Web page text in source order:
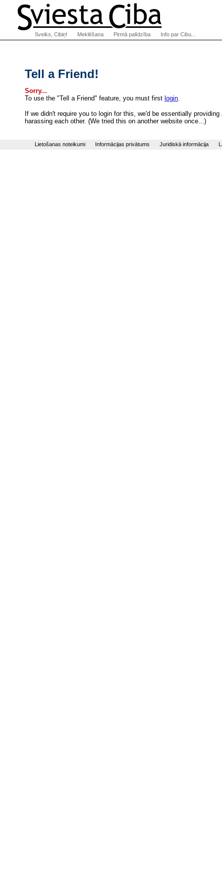
Tell a Friend!
Sorry...
To use the "Tell a Friend" feature, you must first login.
If we didn't require you to login for this, we'd be essentially
harassing each other. (We tried this on another website once...)
Sveiks, Cibiņ! Meklēšana Pirmā palīdzība Info par Cibu...
Lietošanas noteikumi Informācijas privātums Juridiskā informācija